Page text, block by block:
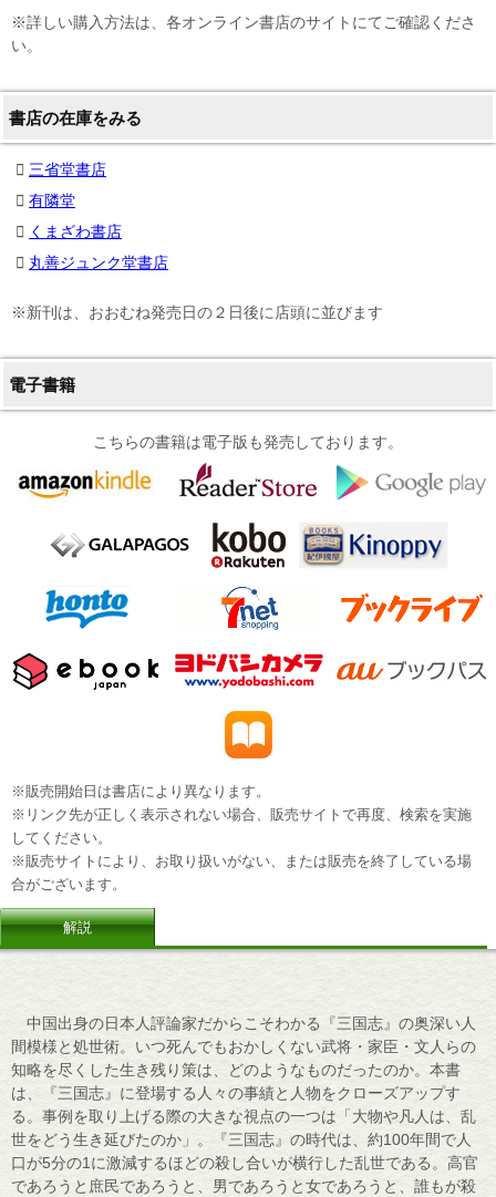
※詳しい購入方法は、各オンライン書店のサイトにてご確認くださ
い。
書店の在庫をみる
三省堂書店
有隣堂
くまざわ書店
丸善ジュンク堂書店
※新刊は、おおむね発売日の２日後に店頭に並びます
電子書籍
こちらの書籍は電子版も発売しております。
※販売開始日は書店により異なります。
※リンク先が正しく表示されない場合、販売サイトで再度、検索を実施
してください。
※販売サイトにより、お取り扱いがない、または販売を終了している場
合がございます。
解説
中国出身の日本人評論家だからこそわかる『三国志』の奥深い人
間模様と処世術。いつ死んでもおかしくない武将・家臣・文人らの
知略を尽くした生き残り策は、どのようなものだったのか。本書
は、『三国志』に登場する人々の事績と人物をクローズアップす
る。事例を取り上げる際の大きな視点の一つは「大物や凡人は、乱
世をどう生き延びたのか」。『三国志』の時代は、約100年間で人
口が5分の1に激減するほどの殺し合いが横行した乱世である。高官
であろうと庶民であろうと、男であろうと女であろうと、誰もが殺